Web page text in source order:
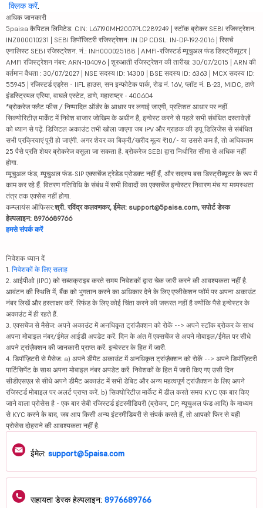
क्लिक करें.
अधिक जानकारी
5paisa कैपिटल लिमिटेड. CIN: L67190MH2007PLC289249 | स्टॉक ब्रोकर SEBI रजिस्ट्रेशन:
INZ000010231 | SEBI डिपॉजिटरी रजिस्ट्रेशन: IN DP CDSL: IN-DP-192-2016 | रिसर्च
एनालिस्ट SEBI रजिस्ट्रेशन. नं.: INH000025188 | AMFI-रजिस्टर्ड म्यूचुअल फंड डिस्ट्रीब्यूटर |
AMFI रजिस्ट्रेशन नंबर: ARN-104096 | शुरुआती रजिस्ट्रेशन की तारीख: 30/07/2015 | ARN की
वर्तमान वैधता : 30/07/2027 | NSE सदस्य ID: 14300 | BSE सदस्य ID: 6363 | MCX सदस्य ID:
55945 | रजिस्टर्ड एड्रेस - IIFL हाउस, सन इन्फोटेक पार्क, रोड नं. 16V, प्लॉट नं. B-23, MIDC, ठाणे
इंडस्ट्रियल एरिया, वाघले एस्टेट, ठाणे, महाराष्ट्र - 400604
*ब्रोकरेज फ्लैट फीस / निष्पादित ऑर्डर के आधार पर लगाई जाएगी, प्रतिशत आधार पर नहीं.
सिक्योरिटीज़ मार्केट में निवेश बाजार जोखिम के अधीन है, इन्वेस्ट करने से पहले सभी संबंधित दस्तावेज़ों
को ध्यान से पढ़ें. डिजिटल अकाउंट तभी खोला जाएगा जब IPV और ग्राहक की ड्यू डिलिजेंस से संबंधित
सभी प्रक्रियाएं पूरी हो जाएंगी. अगर शेयर का बिक्री/खरीद मूल्य ₹10/- या उससे कम है, तो अधिकतम
25 पैसे प्रति शेयर ब्रोकरेज वसूला जा सकता है. ब्रोकरेज SEBI द्वारा निर्धारित सीमा से अधिक नहीं
होगा.
म्यूचुअल फंड, म्यूचुअल फंड-SIP एक्सचेंज ट्रेडेड प्रोडक्ट नहीं हैं, और सदस्य बस डिस्ट्रीब्यूटर के रूप में
काम कर रहे हैं. वितरण गतिविधि के संबंध में सभी विवादों का एक्सचेंज इन्वेस्टर निवारण मंच या मध्यस्थता
तंत्र तक एक्सेस नहीं होगा.
कम्प्लायंस ऑफिसर:श्री. रविंद्र कलवणकर, ईमेल: support@5paisa.com, सपोर्ट डेस्क
हेल्पलाइन: 8976689766
हमसे संपर्क करें
निवेशक ध्यान दें
1. निवेशकों के लिए सलाह
2. आईपीओ (IPO) को सब्सक्राइब करते समय निवेशकों द्वारा चेक जारी करने की आवश्यकता नहीं है.
आवंटन की स्थिति में, बैंक को भुगतान करने का अधिकार देने के लिए एप्लीकेशन फॉर्म पर अपना अकाउंट
नंबर लिखें और हस्ताक्षर करें. रिफंड के लिए कोई चिंता करने की जरूरत नहीं है क्योंकि पैसे इन्वेस्टर के
अकाउंट में ही रहते हैं.
3. एक्सचेंज से मैसेज: अपने अकाउंट में अनधिकृत ट्रांज़ैक्शन को रोकें --> अपने स्टॉक ब्रोकर के साथ
अपना मोबाइल नंबर/ईमेल आईडी अपडेट करें. दिन के अंत में एक्सचेंज से अपने मोबाइल/ईमेल पर सीधे
अपने ट्रांज़ैक्शन की जानकारी प्राप्त करें. इन्वेस्टर के हित में जारी.
4. डिपॉज़िटरी से मैसेज: a) अपने डीमैट अकाउंट में अनधिकृत ट्रांज़ैक्शन को रोकें --> अपने डिपॉज़िटरी
पार्टिसिपेंट के साथ अपना मोबाइल नंबर अपडेट करें. निवेशकों के हित में जारी किए गए उसी दिन
सीडीएसएल से सीधे अपने डीमैट अकाउंट में सभी डेबिट और अन्य महत्वपूर्ण ट्रांज़ैक्शन के लिए अपने
रजिस्टर्ड मोबाइल पर अलर्ट प्राप्त करें. b) सिक्योरिटीज़ मार्केट में डील करते समय KYC एक बार किए
जाने वाला प्रोसेस है - एक बार सेबी रजिस्टर्ड इंटरमीडियरी (ब्रोकर, DP, म्यूचुअल फंड आदि) के माध्यम
से KYC करने के बाद, जब आप किसी अन्य इंटरमीडियरी से संपर्क करते हैं, तो आपको फिर से यही
प्रोसेस दोहराने की आवश्यकता नहीं है.
ईमेल: support@5paisa.com
सहायता डेस्क हेल्पलाइन: 8976689766